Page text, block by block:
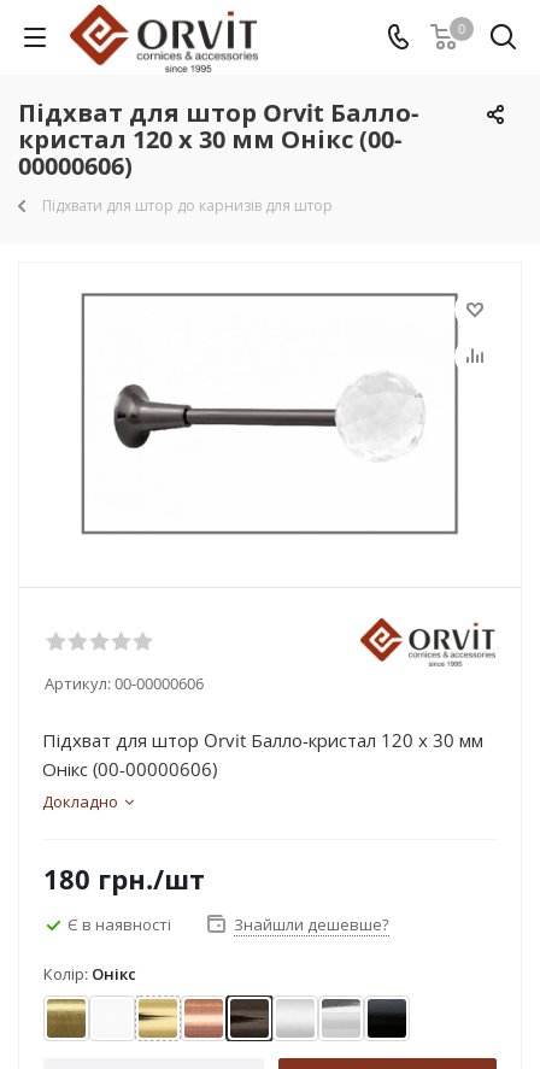
0
Підхват для штор Orvit Балло-
кристал 120 х 30 мм Онікс (00-
00000606)
Підхвати для штор до карнизів для штор
Артикул:00-00000606
Підхват для штор Orvit Балло-кристал 120 х 30 мм
Онікс (00-00000606)
Докладно
180 грн./шт
Є в наявності Знайшли дешевше?
Колір: Онікс
Антик АрктісЗолотоМідьОніксСатин Хром Чорний оксамит